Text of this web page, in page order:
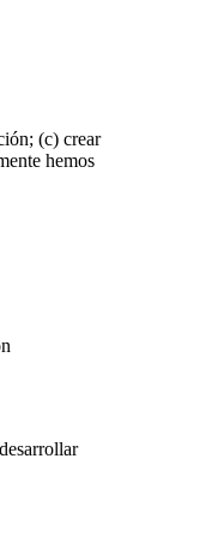
(c) crear
hemos